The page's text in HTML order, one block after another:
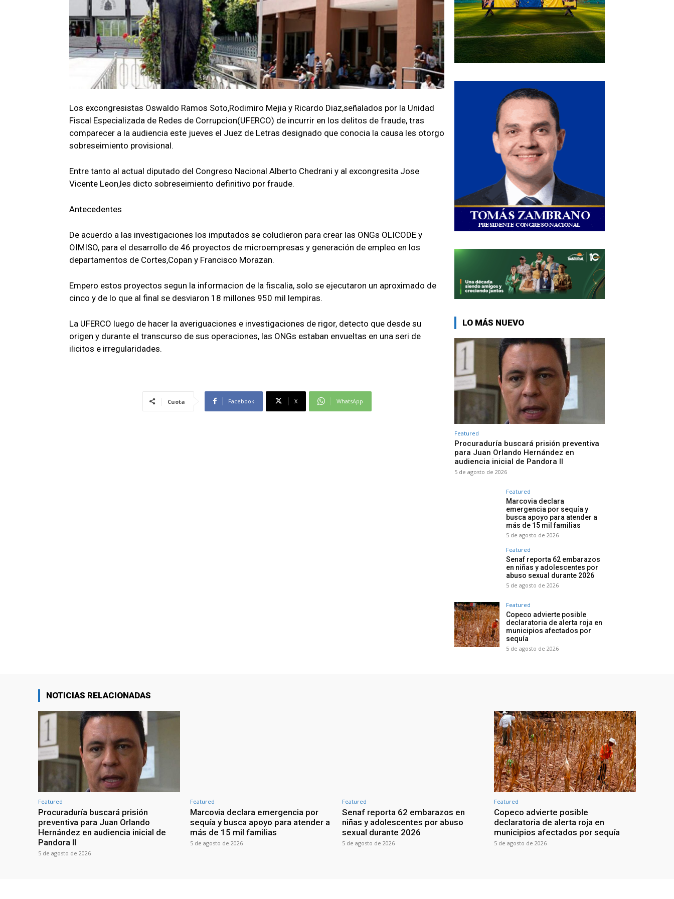
Los excongresistas Oswaldo Ramos Soto,Rodimiro Mejia y Ricardo Diaz,señalados por la Unidad
Fiscal Especializada de Redes de Corrupcion(UFERCO) de incurrir en los delitos de fraude, tras
comparecer a la audiencia este jueves el Juez de Letras designado que conocia la causa les otorgo
sobreseimiento provisional.
Entre tanto al actual diputado del Congreso Nacional Alberto Chedrani y al excongresita Jose
Vicente Leon,les dicto sobreseimiento definitivo por fraude.
Antecedentes
De acuerdo a las investigaciones los imputados se coludieron para crear las ONGs OLICODE y
OIMISO, para el desarrollo de 46 proyectos de microempresas y generación de empleo en los
departamentos de Cortes,Copan y Francisco Morazan.
Empero estos proyectos segun la informacion de la fiscalia, solo se ejecutaron un aproximado de
cinco y de lo que al final se desviaron 18 millones 950 mil lempiras.
La UFERCO luego de hacer la averiguaciones e investigaciones de rigor, detecto que desde su
origen y durante el transcurso de sus operaciones, las ONGs estaban envueltas en una seri de
ilicitos e irregularidades.
Cuota Facebook X WhatsApp
LO MÁS NUEVO
Featured
Procuraduría buscará prisión preventiva
para Juan Orlando Hernández en
audiencia inicial de Pandora II
5 de agosto de 2026
Featured
Marcovia declara
emergencia por sequía y
busca apoyo para atender a
más de 15 mil familias
5 de agosto de 2026
Featured
Senaf reporta 62 embarazos
en niñas y adolescentes por
abuso sexual durante 2026
5 de agosto de 2026
Featured
Copeco advierte posible
declaratoria de alerta roja en
municipios afectados por
sequía
5 de agosto de 2026
NOTICIAS RELACIONADAS
Featured
Procuraduría buscará prisión
preventiva para Juan Orlando
Hernández en audiencia inicial de
Pandora II
5 de agosto de 2026
Featured
Marcovia declara emergencia por
sequía y busca apoyo para atender a
más de 15 mil familias
5 de agosto de 2026
Featured
Senaf reporta 62 embarazos en
niñas y adolescentes por abuso
sexual durante 2026
5 de agosto de 2026
Featured
Copeco advierte posible
declaratoria de alerta roja en
municipios afectados por sequía
5 de agosto de 2026